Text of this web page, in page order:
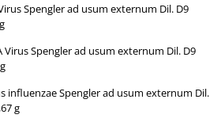
Spengler ad usum externum Dil. D9
Spengler ad usum externum Dil. D9
influenzae Spengler ad usum externum Dil.
g